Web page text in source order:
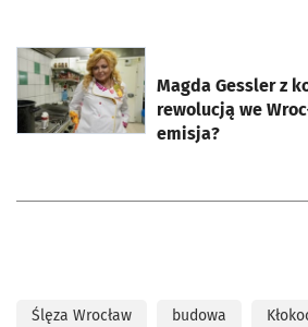
Magda Gessler z
rewolucją we
emisja?
otworzy się w nowej karcie
Ślęza Wrocław budowa